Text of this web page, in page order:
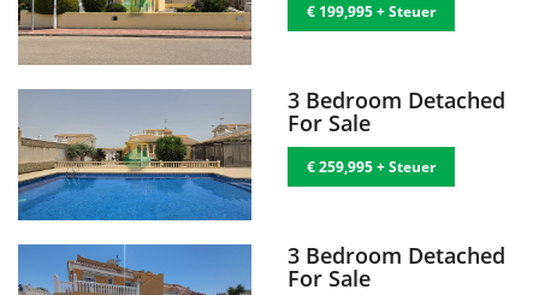
€ 199,995 + Steuer
3 Bedroom Detached
For Sale
€ 259,995 + Steuer
3 Bedroom Detached
For Sale